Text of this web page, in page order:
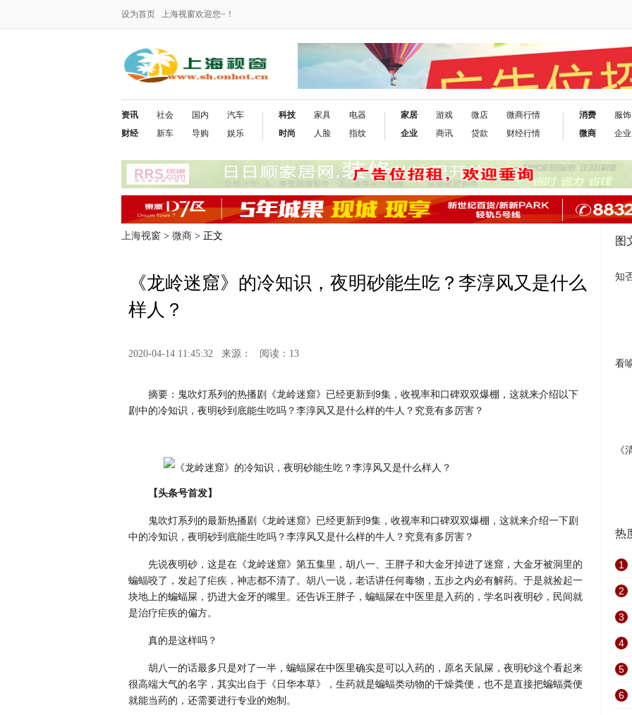
设为首页 上海视窗欢迎您~！
资讯
财经
社会
新车
国内
导购
汽车
娱乐
科技
时尚
家具
人脸
电器
指纹
家居
企业
游戏
商讯
微店
贷款
微商行情
财经行情
消费
微商
服饰
企业
上海视窗 > 微商 > 正文
《龙岭迷窟》的冷知识，夜明砂能生吃？李淳风又是什么
样人？
2020-04-14 11:45:32 来源： 阅读：13
摘要：鬼吹灯系列的热播剧《龙岭迷窟》已经更新到9集，收视率和口碑双双爆棚，这就来介绍以下
剧中的冷知识，夜明砂到底能生吃吗？李淳风又是什么样的牛人？究竟有多厉害？
【头条号首发】
鬼吹灯系列的最新热播剧《龙岭迷窟》已经更新到9集，收视率和口碑双双爆棚，这就来介绍一下剧
中的冷知识，夜明砂到底能生吃吗？李淳风又是什么样的牛人？究竟有多厉害？
先说夜明砂，这是在《龙岭迷窟》第五集里，胡八一、王胖子和大金牙掉进了迷窟，大金牙被洞里的
蝙蝠咬了，发起了疟疾，神志都不清了。胡八一说，老话讲任何毒物，五步之内必有解药。于是就捡起一
块地上的蝙蝠屎，扔进大金牙的嘴里。还告诉王胖子，蝙蝠屎在中医里是入药的，学名叫夜明砂，民间就
是治疗疟疾的偏方。
真的是这样吗？
胡八一的话最多只是对了一半，蝙蝠屎在中医里确实是可以入药的，原名天鼠屎，夜明砂这个看起来
很高端大气的名字，其实出自于《日华本草》，生药就是蝙蝠类动物的干燥粪便，也不是直接把蝙蝠粪便
就能当药的，还需要进行专业的炮制。
图
知
看
《
热
1
2
3
4
5
6